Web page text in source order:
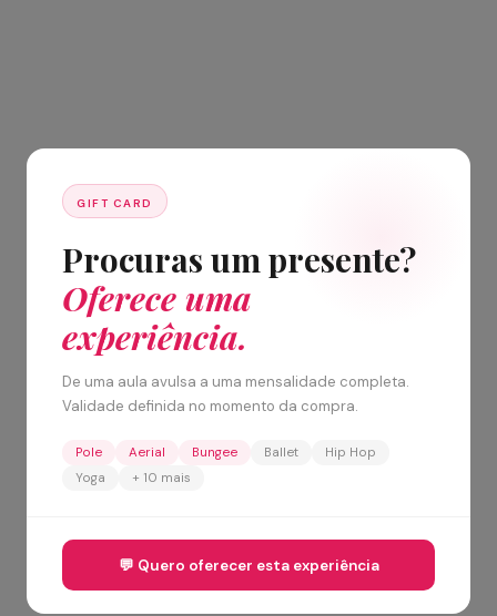
GIFT CARD
Procuras um presente?
Oferece uma
experiência.
De uma aula avulsa a uma mensalidade completa.
Validade definida no momento da compra.
Pole Aerial Bungee Ballet
Hip Hop
Yoga
+ 10 mais
💬 Quero oferecer esta experiência